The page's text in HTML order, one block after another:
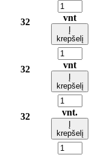
32 vnt
krepšelį
32 vnt
krepšelį
32 vnt.
krepšelį